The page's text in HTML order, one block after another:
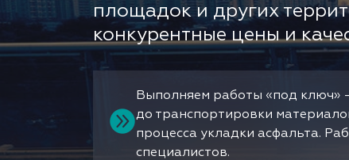
площадок и других
конкурентные цены и
Выполняем работы «под ключ»
до транспортировки
процесса укладки асфальта.
специалистов.